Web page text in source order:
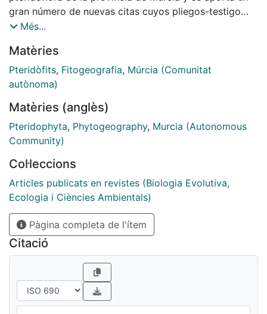
gran número de nuevas citas cuyos pliegos-testigo
están depositados en el herbario de la Universidad de
distribución en Murcia, utilizando por vez primera el
mapa matriz de la provincia con cuadrículas UTM de
10 Km de lado. Son citas a destacar como nuevas para
maderensis Lowe, Equisetum arvense L. y Selagineila
denticulata (L.) Link; y, por ser especie poco citada:
Asplenium onopteris L.
Més...
Matèries
Pteridòfits, Fitogeografia, Múrcia (Comunitat
autònoma)
Matèries (anglès)
Pteridophyta, Phytogeography, Murcia (Autonomous
Community)
Col·leccions
Articles publicats en revistes (Biologia Evolutiva,
Ecologia i Ciències Ambientals)
Pàgina completa de l'ítem
Citació